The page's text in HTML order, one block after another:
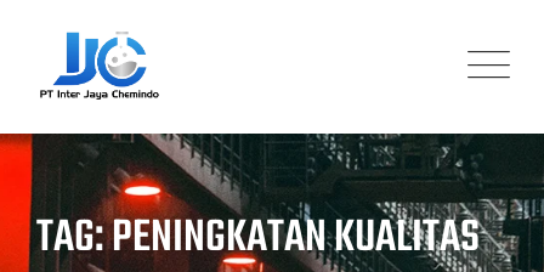
content
TAG: PENINGKATAN KUALITAS